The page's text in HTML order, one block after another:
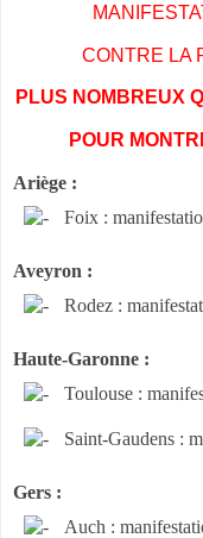
CONTRE LA
PLUS NOMBREUX
POUR
Ariège :
Foix :
Aveyron :
Rodez :
Haute-Garonne :
Toulouse :
Saint-Gaudens :
Gers :
Auch :